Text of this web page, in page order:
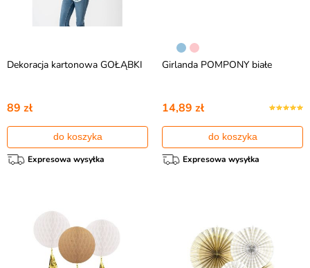
Dekoracja kartonowa GOŁĄBKI
89 zł
do koszyka
Expresowa wysyłka
Girlanda POMPONY białe
14,89 zł
do koszyka
Expresowa wysyłka